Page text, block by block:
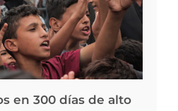
en 300 días de alto